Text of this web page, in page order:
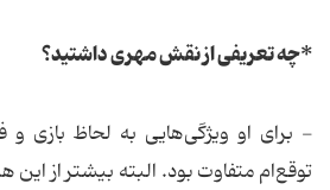
*چه تعریفی از نقش مهری داشتید؟
- برای او ویژگی‌هایی به لحاظ بازی
توقع‌ام متفاوت بود. البته بیشتر از این